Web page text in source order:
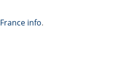
France info.